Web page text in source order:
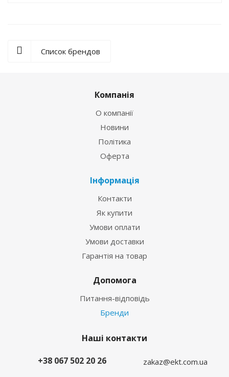
Список брендов
Компанія
О компанії
Новини
Політика
Оферта
Інформація
Контакти
Як купити
Умови оплати
Умови доставки
Гарантія на товар
Допомога
Питання-відповідь
Бренди
Наші контакти
+38 067 502 20 26
zakaz@ekt.com.ua